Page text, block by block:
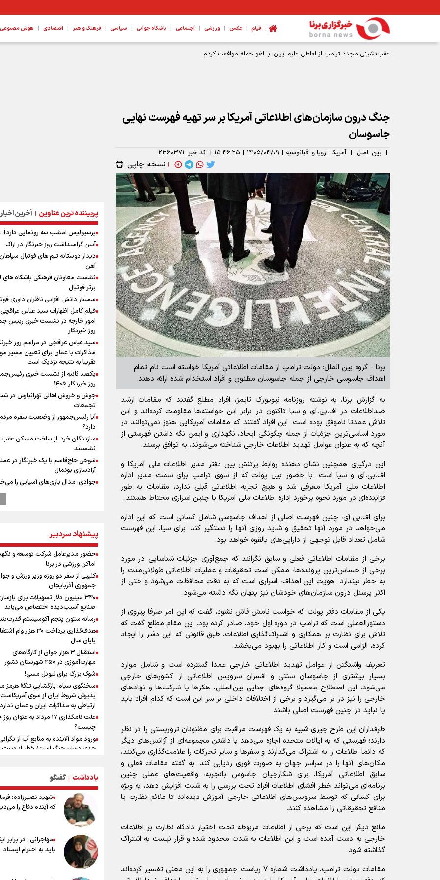
| فیلم | عکس | ورزشی | اجتماعی | باشگاه جوانی | سیاسی | فرهنگ و هنر | اقتصادی | هوش مصنوعی،
عقب‌نشینی مجدد ترامپ از لفاظی علیه ایران: با لغو حمله موافقت کردم
جنگ درون سازمان‌های اطلاعاتی آمریکا بر سر تهیه فهرست نهایی
جاسوسان
| بین الملل | آمریکا، اروپا و اقیانوسیه | ۱۴۰۵/۰۴/۰۹ | ۱۵:۴۶:۲۵ | کد خبر: ۲۳۶۰۳۷۱
| نسخه چاپی
برنا - گروه بین الملل: دولت ترامپ از مقامات اطلاعاتی آمریکا خواسته است نام تمام
اهداف جاسوسی خارجی از جمله جاسوسان مظنون و افراد استخدام‌ شده ارائه دهند.
به گزارش برنا، به نوشته روزنامه نیویورک تایمز، افراد مطلع گفتند که مقامات ارشد
ضداطلاعات در اف.‌بی.‌آی و سیا تاکنون در برابر این خواسته‌ها مقاومت کرده‌اند و این
تلاش عمدتا ناموفق بوده است. این افراد گفتند که مقامات آمریکایی هنوز نمی‌توانند در
مورد اساسی‌ترین جزئیات از جمله چگونگی ایجاد، نگهداری و ایمن نگه داشتن فهرستی از
آنچه که به عنوان عوامل تهدید اطلاعات خارجی شناخته می‌شوند، به توافق برسند.
این درگیری همچنین نشان دهنده روابط پرتنش بین دفتر مدیر اطلاعات ملی آمریکا و
اف.‌بی.‌آی و سیا است. با حضور بیل پولت که از سوی ترامپ برای سمت مدیر اداره
اطلاعات ملی آمریکا معرفی شد و هیچ تجربه اطلاعاتی قبلی ندارد، مقامات به طور
فزاینده‌ای در مورد نحوه برخورد اداره اطلاعات ملی آمریکا با چنین اسراری محتاط هستند.
برای اف.‌بی.‌آی، چنین فهرست اصلی از اهداف جاسوسی شامل کسانی‌ است که این اداره
می‌خواهد در مورد آنها تحقیق و شاید روزی آنها را دستگیر کند. برای سیا، این فهرست
شامل تعداد قابل توجهی از دارایی‌های بالقوه خواهد بود.
برخی از مقامات اطلاعاتی فعلی و سابق نگرانند که جمع‌آوری جزئیات شناسایی در مورد
برخی از حساس‌ترین پرونده‌ها، ممکن است تحقیقات و عملیات اطلاعاتی طولانی‌مدت را
به خطر بیندازد. هویت این اهداف، اسراری است که به دقت محافظت می‌شود و حتی از
اکثر پرسنل درون سازمان‌های خودشان نیز پنهان نگه داشته می‌شود.
یکی از مقامات دفتر پولت که خواست نامش فاش نشود، گفت که این امر صرفا پیروی از
دستورالعملی است که ترامپ در دوره اول خود، صادر کرده بود. این مقام مطلع گفت که
تلاش برای نظارت بر همکاری و اشتراک‌گذاری اطلاعات، طبق قانونی که این دفتر را ایجاد
کرده، الزامی است و کار اطلاعاتی را بهبود می‌بخشد.
تعریف واشنگتن از عوامل تهدید اطلاعاتی خارجی عمدا گسترده است و شامل موارد
بسیار بیشتری از جاسوسان سنتی و افسران سرویس اطلاعاتی از کشورهای خارجی
می‌شود. این اصطلاح معمولا گروه‌های جنایی بین‌المللی، هکرها یا شرکت‌ها و نهادهای
خارجی را نیز در بر می‌گیرد و برخی از اختلافات داخلی بر سر این است که کدام افراد باید
یا نباید در چنین فهرست اصلی باشند.
طرفداران این طرح چیزی شبیه به یک فهرست مراقبت برای مظنونان تروریستی را در نظر
دارند؛ فهرستی که به ایالات متحده اجازه می‌دهد با داشتن مجموعه‌ای از آژانس‌های دیگر
که دائما اطلاعات را به اشتراک می‌گذارند و سفرها و سایر تحرکات را علامت‌گذاری می‌کنند،
مکان‌های آنها را در سراسر جهان به صورت فوری ردیابی کند. به گفته مقامات فعلی و
سابق اطلاعاتی آمریکا، برای شکارچیان جاسوس باتجربه، واقعیت‌های عملی چنین
برنامه‌ای می‌تواند خطر افشای اطلاعات افراد تحت بررسی را به شدت افزایش دهد، به ویژه
برای کسانی که توسط سرویس‌های اطلاعاتی خارجی آموزش دیده‌اند تا علائم نظارت یا
منافع تحقیقاتی را مشاهده کنند.
مانع دیگر این است که برخی از اطلاعات مربوطه تحت اختیار دادگاه نظارت بر اطلاعات
خارجی به دست آمده است و این اطلاعات به شدت محدود شده و قرار نیست به اشتراک
گذاشته شود.
مقامات دولت ترامپ، یادداشت شماره ۷ ریاست جمهوری را به این معنی تفسیر کرده‌اند
پربیننده ترین عناوین | آخرین اخبار
پرسپولیس امشب سه رونمایی
آیین گرامیداشت روز خبرنگار در اراک
دیدار دوستانه تیم های فوتبال
آهن
نشست معاونان فرهنگی باشگاه های
برتر فوتبال
سمینار دانش افزایی ناظران داوری
فیلم کامل اظهارات سید عباس عراقچی
امور خارجه در نشست خبری رییس
روز خبرنگار
سید عباس عراقچی در مراسم روز
مذاکرات با عمان برای تعیین مسیر
تقریبا به نتیجه نزدیک است
یکصد ثانیه از نشست خبری
روز خبرنگار ۱۴۰۵
تجمعات
آیا رئیس‌جمهور از وضعیت سفره
دارد؟
سازندگان خرد از ساخت مسکن عقب
نشستند
شوخی حاج‌قاسم با یک خبرنگار در
آزادسازی بوکمال
جوادی: مدال بازی‌های آسیایی را
بهداد سلیمی شرایط ورزشکار را درک
ابوباقر، جانشین فرمانده نیروی
ابوباقر: دشمن در براندازی، اغتشاشات
و اهداف نظامی به نتیجه نرسید
رهبر شهید انقلاب: آمریکایی‌ها صدها
را با بمب اتم کشتند بدون هیچ
مراسم گرامیداشت روز خبرنگار
گرامیداشت روز خبرنگار
گرامیداشت روز خبرنگار در شیراز
سخنگوی سپاه: بازگشایی تنگۀ هرمز
پذیرش شروط ایران از سوی
ارتباطی به مذاکرات ایران و عمان ندارد
ونس: در حال کار بر روی ایجاد یک
ناوبری امن هستیم
علی‌نژاد در مراسم انجمن ورزشی
روز خبرنگار : رسانه‌های خبری در سال
به امروز اتفاقات بزرگی را رقم زدند
سیدمناف هاشمی در مراسم انجمن
نویسان : قدردان زحمات اهالی رسانه به
ورزشی نویسان هستیم
نقش و مسئولیت رسانه‌ها در شرایط
کشور مهم و تعیین‌کننده است/
اجتماعی و حضور مردم مهمترین عامل
پیشنهاد سردبیر
حضور مدیرعامل شرکت توسعه و
اماکن ورزشی در برنا
کلیپی از سفر دو روزه وزیر ورزش و
جمهوری آذربایجان
۳۴۰ میلیون دلار تسهیلات برای
صنایع آسیب‌دیده اختصاص می‌یابد
رسانه ستون پنجم اکوسیستم
هدف‌گذاری پرداخت ۳۰ هزار وام
پایان سال
استقبال ۳ هزار جوان از کارگاه‌های
مهارت‌آموزی در ۲۵۰ شهرستان کشور
شوک بزرگ برای لیونل مسی!
سخنگوی سپاه: بازگشایی تنگۀ هرمز
پذیرش شروط ایران از سوی
ارتباطی به مذاکرات ایران و عمان ندارد
علت نامگذاری ۱۷ مرداد به عنوان
چیست؟
ورود مواد آلاینده به منابع آب از
جدی دوران جنگ است/ خطر از دست
صارمی»
۱۷ مرداد؛ روز خبرنگار
خانواده شهید لاریجانی: از اظهارات
درباره چگونگی شهادت اجتناب کنید
نکن آقای رونالدو
حیدری: افزایش تیم‌های جام جهانی
داشت و هم ضرر/ تیم ملی در جام
مردود نشد
یادداشت | گفتگو
شهید نصیرزاده؛
که آینده دفاع را
مهاجرانی : در برابر
باید به احترام ایستاد